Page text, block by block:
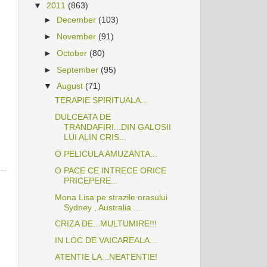
▼ 2011 (863)
► December (103)
► November (91)
►October (80)
►September (95)
▼August (71)
TERAPIE SPIRITUALA...
DULCEATA DE
TRANDAFIRI...DIN GALOSII
LUI ALIN CRIS...
O PELICULA AMUZANTA...
O PACE CE INTRECE ORICE
PRICEPERE...
Mona Lisa pe strazile orasului
Sydney , Australia ...
CRIZA DE...MULTUMIRE!!!
IN LOC DE VAICAREALA...
ATENTIE LA...NEATENTIE!